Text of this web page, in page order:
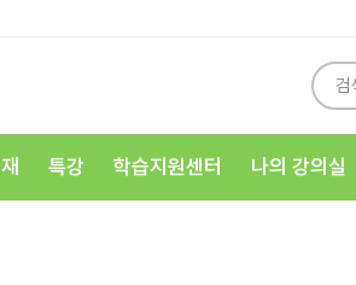
특강 학습지원센터 나의 강의실